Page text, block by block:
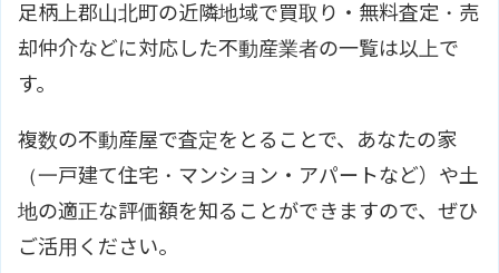
足柄上郡山北町の近隣地域で買取り・無料査定・売
却仲介などに対応した不動産業者の一覧は以上で
す。
複数の不動産屋で査定をとることで、あなたの家
（一戸建て住宅・マンション・アパートなど）や土
地の適正な評価額を知ることができますので、ぜひ
ご活用ください。